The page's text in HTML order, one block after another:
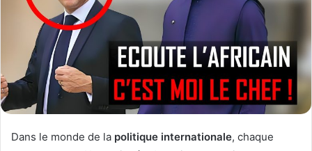
o
r
l
Dans le monde de la politique internationale, chaque